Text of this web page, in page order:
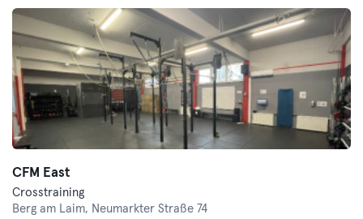
CFM East
Crosstraining
Berg am Laim, Neumarkter Straße 74